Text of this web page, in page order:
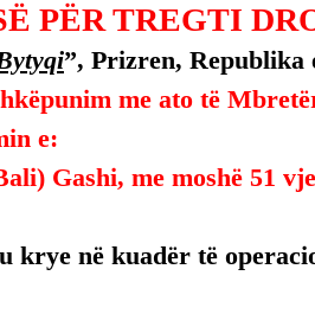
PËR TREGTI
”, Prizren, Republika
me ato të
e:
Gashi, me moshë 51
krye në kuadër të